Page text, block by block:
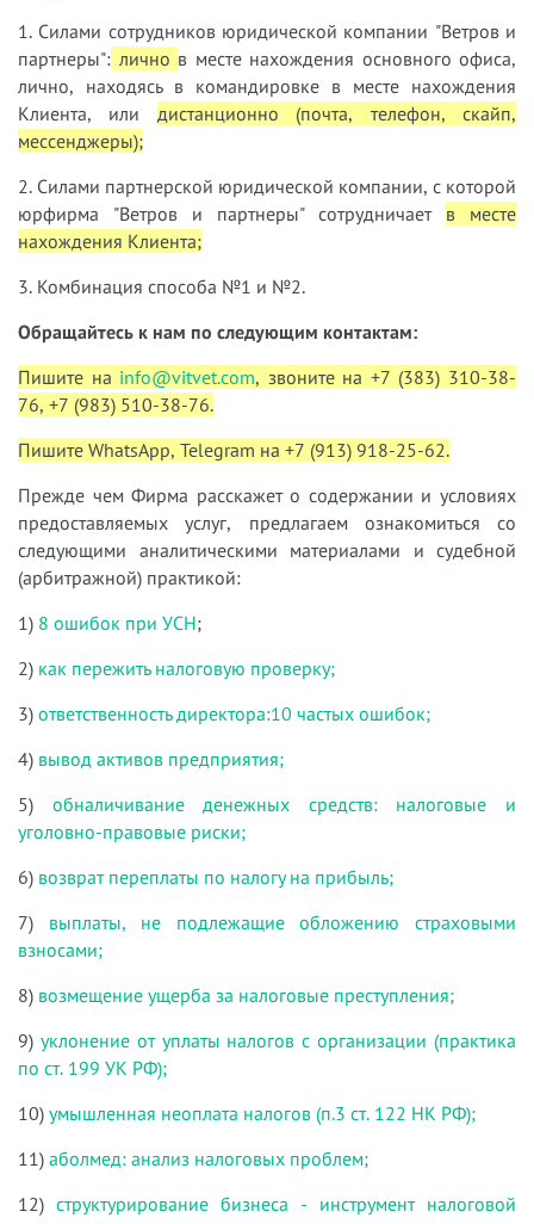
1. Силами сотрудников юридической компании "Ветров и
партнеры": лично в месте нахождения основного офиса,
лично, находясь в командировке в месте нахождения
Клиента, или дистанционно (почта, телефон, скайп,
мессенджеры);
2. Силами партнерской юридической компании, с которой
юрфирма "Ветров и партнеры" сотрудничает в месте
нахождения Клиента;
3. Комбинация способа №1 и №2.
Обращайтесь к нам по следующим контактам:
Пишите на info@vitvet.com, звоните на +7 (383) 310-38-
76, +7 (983) 510-38-76.
Пишите WhatsApp, Telegram на +7 (913) 918-25-62.
Прежде чем Фирма расскажет о содержании и условиях
предоставляемых услуг, предлагаем ознакомиться со
следующими аналитическими материалами и судебной
(арбитражной) практикой:
1) 8 ошибок при УСН;
2) как пережить налоговую проверку;
3) ответственность директора:10 частых ошибок;
4) вывод активов предприятия;
5) обналичивание денежных средств: налоговые и
уголовно-правовые риски;
6) возврат переплаты по налогу на прибыль;
7) выплаты, не подлежащие обложению страховыми
взносами;
8) возмещение ущерба за налоговые преступления;
9) уклонение от уплаты налогов с организации (практика
по ст. 199 УК РФ);
10) умышленная неоплата налогов (п.3 ст. 122 НК РФ);
11) аболмед: анализ налоговых проблем;
12) структурирование бизнеса - инструмент налоговой